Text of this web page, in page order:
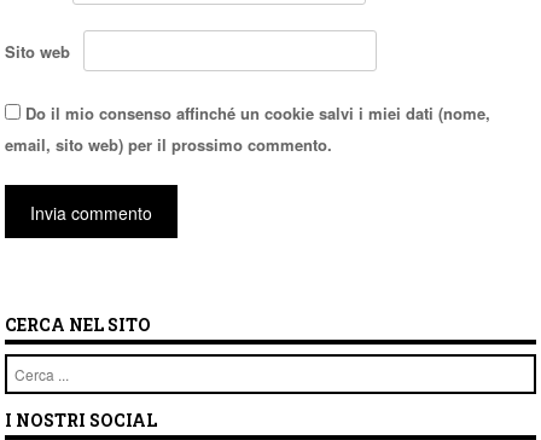
Sito web
Do il mio consenso affinché un cookie salvi i miei dati (nome,
email, sito web) per il prossimo commento.
CERCA NEL SITO
Cerca
I NOSTRI SOCIAL